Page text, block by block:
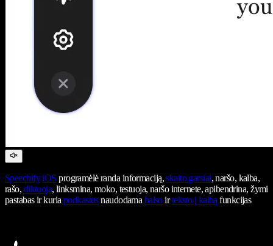
Speechify iOS programėlė randa informaciją,skaito garsiai, naršo, kalba,
rašo, diktuoja, linksmina, moko, testuoja, naršo internete, apibendrina, žymi
pastabas ir kuriapodkastusnaudodamabalsoirteksto į kalbąfunkcijas